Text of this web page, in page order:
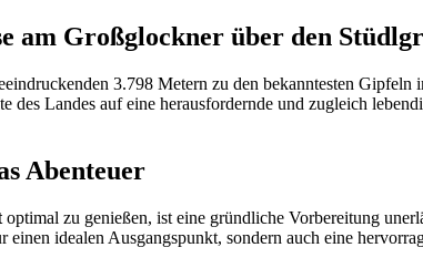
am Großglockner über den
3.798 Metern zu den bekanntesten Gipfeln
des Landes auf eine herausfordernde und zugleich
Abenteuer
optimal zu genießen, ist eine gründliche Vorbereitung
einen idealen Ausgangspunkt, sondern auch eine